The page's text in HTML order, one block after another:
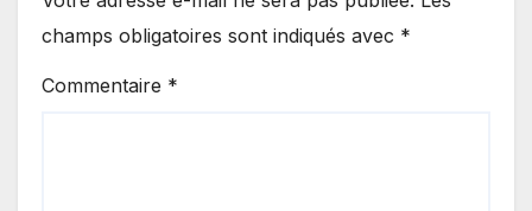
champs obligatoires sont indiqués avec *
Commentaire *